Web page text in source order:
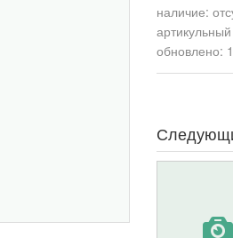
наличие:
обновлено: